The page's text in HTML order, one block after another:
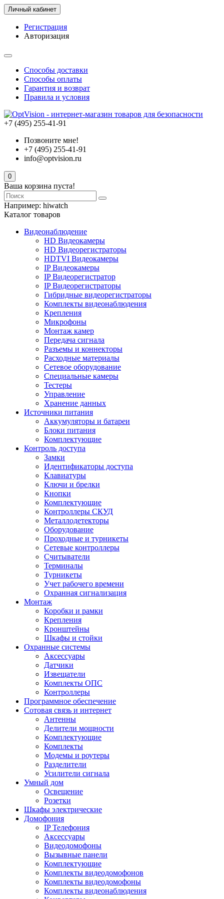
Личный кабинет
Регистрация
Авторизация
Способы доставки
Способы оплаты
Гарантия и возврат
Правила и условия
+7 (495) 255-41-91
Позвоните мне!
+7 (495) 255-41-91
info@optvision.ru
0
Ваша корзина пуста!
Например: hiwatch
Каталог товаров
Видеонаблюдение
HD Видеокамеры
HD Видеорегистраторы
HDTVI Видеокамеры
IP Видеокамеры
IP Видеорегистратор
IP Видеорегистраторы
Гибридные видеорегистраторы
Комплекты видеонаблюдения
Крепления
Микрофоны
Монтаж камер
Передача сигнала
Разъемы и коннекторы
Расходные материалы
Сетевое оборудование
Специальные камеры
Тестеры
Управление
Хранение данных
Источники питания
Аккумуляторы и батареи
Блоки питания
Комплектующие
Контроль доступа
Замки
Идентификаторы доступа
Клавиатуры
Ключи и брелки
Кнопки
Комплектующие
Контроллеры СКУД
Металлодетекторы
Оборудование
Проходные и турникеты
Сетевые контроллеры
Считыватели
Терминалы
Турникеты
Учет рабочего времени
Охранная сигнализация
Монтаж
Коробки и рамки
Крепления
Кронштейны
Шкафы и стойки
Охранные системы
Аксессуары
Датчики
Извещатели
Комплекты ОПС
Контроллеры
Программное обеспечение
Сотовая связь и интернет
Антенны
Делители мощности
Комплектующие
Комплекты
Модемы и роутеры
Разделители
Усилители сигнала
Умный дом
Освещение
Розетки
Шкафы электрические
Домофония
IP Телефония
Аксессуары
Видеодомофоны
Вызывные панели
Комплектующие
Комплекты видеодомофонов
Комплекты видеодомофоны
Комплекты видеонаблюдения